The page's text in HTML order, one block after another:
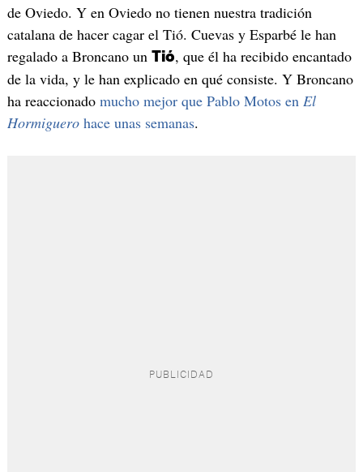
de Oviedo. Y en Oviedo no tienen nuestra tradición
catalana de hacer cagar el Tió. Cuevas y Esparbé le han
regalado a Broncano un Tió, que él ha recibido encantado
de la vida, y le han explicado en qué consiste. Y Broncano
ha reaccionado mucho mejor que Pablo Motos en El
Hormiguerohace unas semanas.